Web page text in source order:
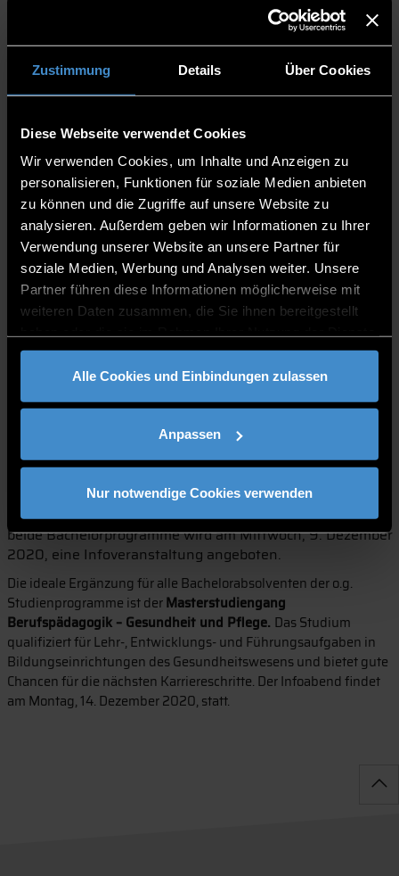
Zustimmung Details Über Cookies
Diese Webseite verwendet Cookies
Wir verwenden Cookies, um Inhalte und Anzeigen zu
personalisieren, Funktionen für soziale Medien anbieten
zu können und die Zugriffe auf unsere Website zu
analysieren. Außerdem geben wir Informationen zu Ihrer
Verwendung unserer Website an unsere Partner für
soziale Medien, Werbung und Analysen weiter. Unsere
Partner führen diese Informationen möglicherweise mit
weiteren Daten zusammen, die Sie ihnen bereitgestellt
gesammelt haben.
Alle Cookies und Einbindungen zulassen
Anpassen
Nur notwendige Cookies verwenden
Im Dezember finden zahlreiche Online-Informationsabende statt,
Informationsabenden ist kostenlos und unverbindlich, eine
Anmeldung ist erbeten. Interessierte können sich an Valerie
valerie.lenssens@th-deg.de) wenden. Alle Veranstaltungen
sind im Internet über den Veranstaltungskalender der THD zu
https://www.th-deg.de/veranstaltungen. Mit der
Filtereinstellung „Informationen für: Weiterbildung“ erscheinen
alle Termine auf einen Blick.
Mit demHochschulzertifikat Systemische Prozessberatung im
betrieblichen Gesundheitsmanagement (BGM)erwerben
Teilnehmer wichtiges Rüstzeug. So können sie ein BGM im
Unternehmen etablieren und einen wertvollen Beitrag zur
Mitarbeiterzufriedenheit leisten. Infoabendtermin ist Dienstag, 1.
Dezember 2020.
Notfallsanitäter können an der THD berufsbegleitend den
Bachelor Pädagogik im Rettungswesenstudieren. Die
Studierenden komplettieren durch das Studium ihre
Kompetenzen, um an Berufsfachschulen angehende
Notfallsanitäter unterrichten zu können.
Daneben qualifiziert der berufsbegleitende
Bachelorstudiengang PflegepädagogikPflegefachkräfte
für die weitere Karriere als Lehrkraft für Pflegeberufe. Für
beide Bachelorprogramme wird am Mittwoch, 9. Dezember
2020, eine Infoveranstaltung angeboten.
Die ideale Ergänzung für alle Bachelorabsolventen der o.g.
Studienprogramme ist derMasterstudiengang
Berufspädagogik – Gesundheit und Pflege. Das Studium
qualifiziert für Lehr-, Entwicklungs- und Führungsaufgaben in
Bildungseinrichtungen des Gesundheitswesens und bietet gute
Chancen für die nächsten Karriereschritte. Der Infoabend findet
am Montag, 14. Dezember 2020, statt.